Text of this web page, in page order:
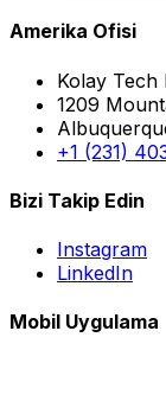
Amerika Ofisi
Kolay Tech
1209
+1 (231)
Bizi Takip Edin
Instagram
LinkedIn
Mobil Uygulama